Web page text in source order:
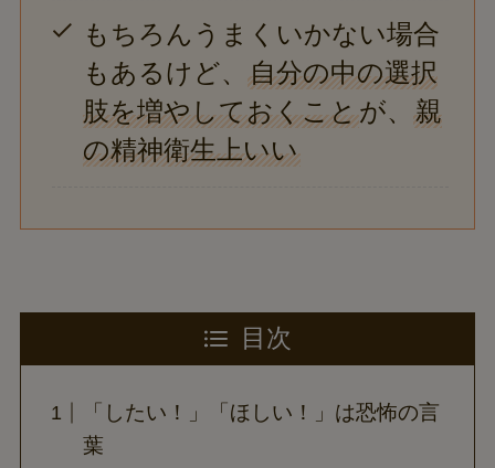
もちろんうまくいかない場合
もあるけど、自分の中の選択
肢を増やしておくことが、親
の精神衛生上いい
目次
「したい！」「ほしい！」は恐怖の言
葉